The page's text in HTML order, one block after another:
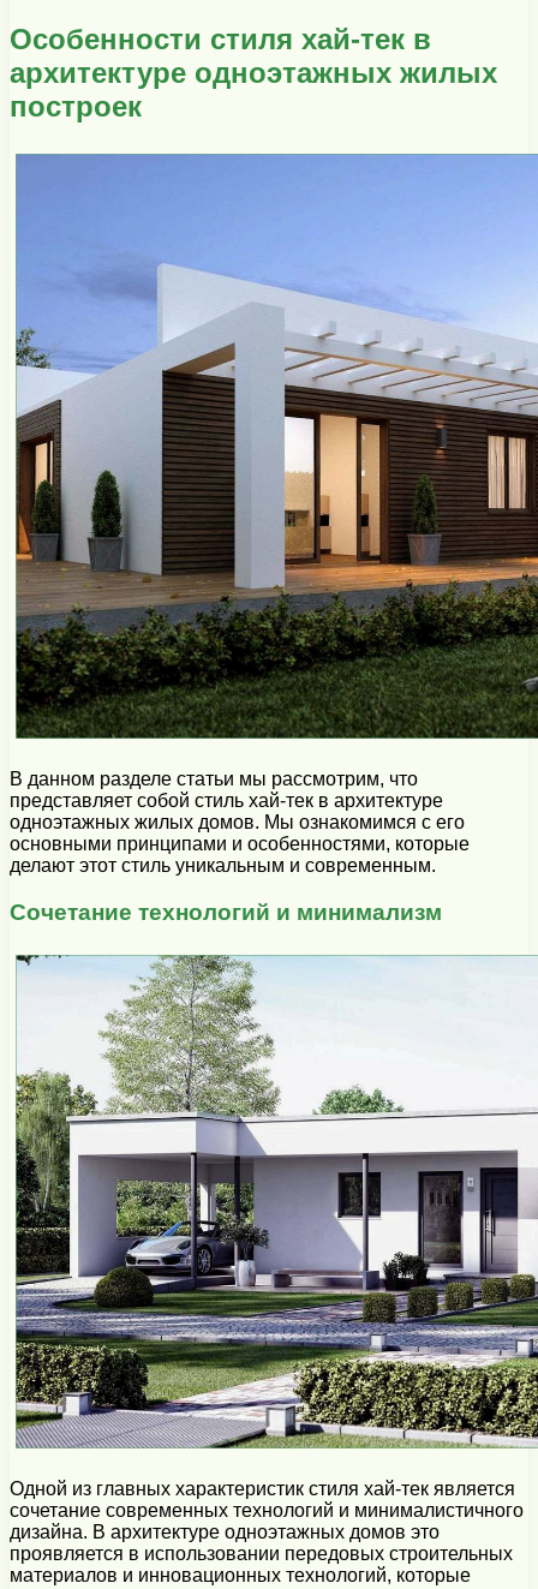
Особенности стиля хай-тек в
архитектуре одноэтажных жилых
построек
В данном разделе статьи мы рассмотрим, что
представляет собой стиль хай-тек в архитектуре
одноэтажных жилых домов. Мы ознакомимся с его
основными принципами и особенностями, которые
делают этот стиль уникальным и современным.
Сочетание технологий и минимализм
Одной из главных характеристик стиля хай-тек является
сочетание современных технологий и минималистичного
дизайна. В архитектуре одноэтажных домов это
проявляется в использовании передовых строительных
материалов и инновационных технологий, которые